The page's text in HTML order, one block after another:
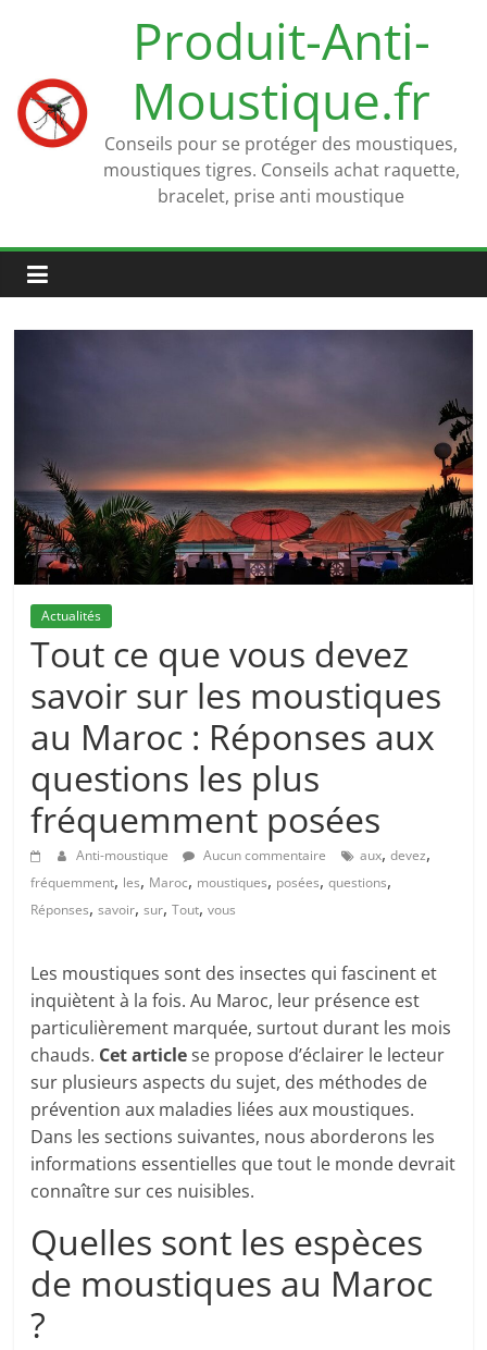
Produit-Anti-
Moustique.fr
Conseils pour se protéger des moustiques,
moustiques tigres. Conseils achat raquette,
bracelet, prise anti moustique
Actualités
Tout ce que vous devez
savoir sur les moustiques
au Maroc : Réponses aux
questions les plus
fréquemment posées
Anti-moustique Aucun commentaire aux,devez,
fréquemment, les, Maroc, moustiques, posées,questions,
Réponses,savoir,sur,Tout,vous
Les moustiques sont des insectes qui fascinent et
inquiètent à la fois. Au Maroc, leur présence est
particulièrement marquée, surtout durant les mois
chauds. Cet articlese propose d’éclairer le lecteur
sur plusieurs aspects du sujet, des méthodes de
prévention aux maladies liées aux moustiques.
Dans les sections suivantes, nous aborderons les
informations essentielles que tout le monde devrait
connaître sur ces nuisibles.
Quelles sont les espèces
de moustiques au Maroc
?